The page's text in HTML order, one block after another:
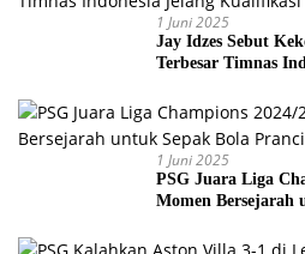
1 Juni 2025
Jay Idzes Sebut
Terbesar Timnas
1 Juni 2025
PSG Juara Liga
Momen Bersejarah